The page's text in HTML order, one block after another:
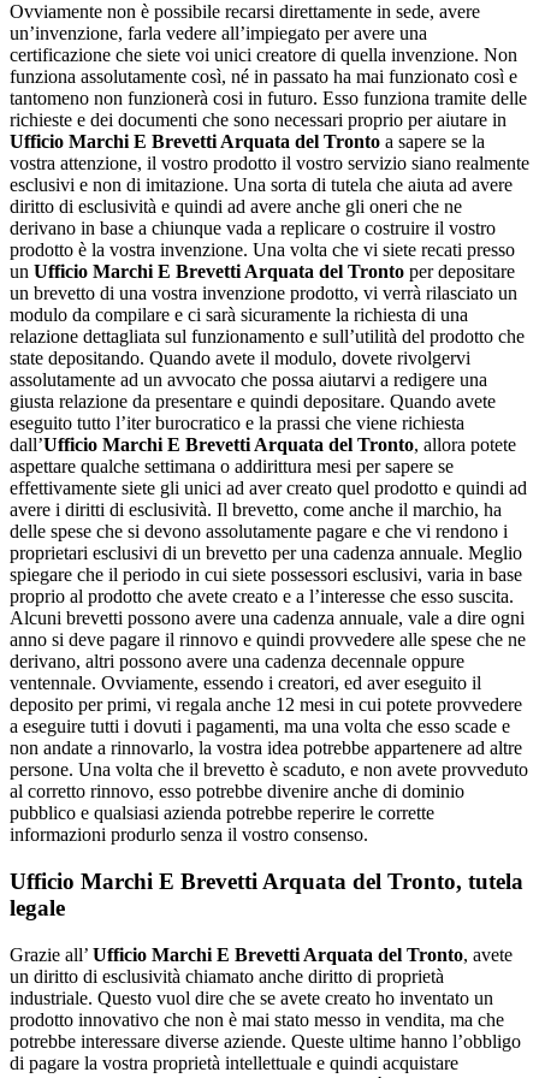
Ovviamente non è possibile recarsi direttamente in sede, avere
un’invenzione, farla vedere all’impiegato per avere una
certificazione che siete voi unici creatore di quella invenzione. Non
funziona assolutamente così, né in passato ha mai funzionato così e
tantomeno non funzionerà cosi in futuro. Esso funziona tramite delle
richieste e dei documenti che sono necessari proprio per aiutare in
Ufficio Marchi E Brevetti Arquata del Tronto a sapere se la
vostra attenzione, il vostro prodotto il vostro servizio siano realmente
esclusivi e non di imitazione. Una sorta di tutela che aiuta ad avere
diritto di esclusività e quindi ad avere anche gli oneri che ne
derivano in base a chiunque vada a replicare o costruire il vostro
prodotto è la vostra invenzione. Una volta che vi siete recati presso
un Ufficio Marchi E Brevetti Arquata del Tronto per depositare
un brevetto di una vostra invenzione prodotto, vi verrà rilasciato un
modulo da compilare e ci sarà sicuramente la richiesta di una
relazione dettagliata sul funzionamento e sull’utilità del prodotto che
state depositando. Quando avete il modulo, dovete rivolgervi
assolutamente ad un avvocato che possa aiutarvi a redigere una
giusta relazione da presentare e quindi depositare. Quando avete
eseguito tutto l’iter burocratico e la prassi che viene richiesta
dall’Ufficio Marchi E Brevetti Arquata del Tronto, allora potete
aspettare qualche settimana o addirittura mesi per sapere se
effettivamente siete gli unici ad aver creato quel prodotto e quindi ad
avere i diritti di esclusività. Il brevetto, come anche il marchio, ha
delle spese che si devono assolutamente pagare e che vi rendono i
proprietari esclusivi di un brevetto per una cadenza annuale. Meglio
spiegare che il periodo in cui siete possessori esclusivi, varia in base
proprio al prodotto che avete creato e a l’interesse che esso suscita.
Alcuni brevetti possono avere una cadenza annuale, vale a dire ogni
anno si deve pagare il rinnovo e quindi provvedere alle spese che ne
derivano, altri possono avere una cadenza decennale oppure
ventennale. Ovviamente, essendo i creatori, ed aver eseguito il
deposito per primi, vi regala anche 12 mesi in cui potete provvedere
a eseguire tutti i dovuti i pagamenti, ma una volta che esso scade e
non andate a rinnovarlo, la vostra idea potrebbe appartenere ad altre
persone. Una volta che il brevetto è scaduto, e non avete provveduto
al corretto rinnovo, esso potrebbe divenire anche di dominio
pubblico e qualsiasi azienda potrebbe reperire le corrette
informazioni produrlo senza il vostro consenso.
Ufficio Marchi E Brevetti Arquata del Tronto, tutela
legale
Grazie all’ Ufficio Marchi E Brevetti Arquata del Tronto, avete
un diritto di esclusività chiamato anche diritto di proprietà
industriale. Questo vuol dire che se avete creato ho inventato un
prodotto innovativo che non è mai stato messo in vendita, ma che
potrebbe interessare diverse aziende. Queste ultime hanno l’obbligo
di pagare la vostra proprietà intellettuale e quindi acquistare